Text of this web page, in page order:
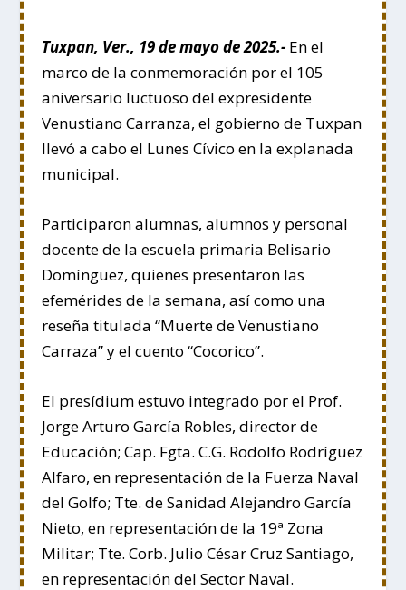
Tuxpan, Ver., 19 de mayo de 2025.- En el
marco de la conmemoración por el 105
aniversario luctuoso del expresidente
Venustiano Carranza, el gobierno de Tuxpan
llevó a cabo el Lunes Cívico en la explanada
municipal.
Participaron alumnas, alumnos y personal
docente de la escuela primaria Belisario
Domínguez, quienes presentaron las
efemérides de la semana, así como una
reseña titulada “Muerte de Venustiano
Carraza” y el cuento “Cocorico”.
El presídium estuvo integrado por el Prof.
Jorge Arturo García Robles, director de
Educación; Cap. Fgta. C.G. Rodolfo Rodríguez
Alfaro, en representación de la Fuerza Naval
del Golfo; Tte. de Sanidad Alejandro García
Nieto, en representación de la 19ª Zona
Militar; Tte. Corb. Julio César Cruz Santiago,
en representación del Sector Naval.